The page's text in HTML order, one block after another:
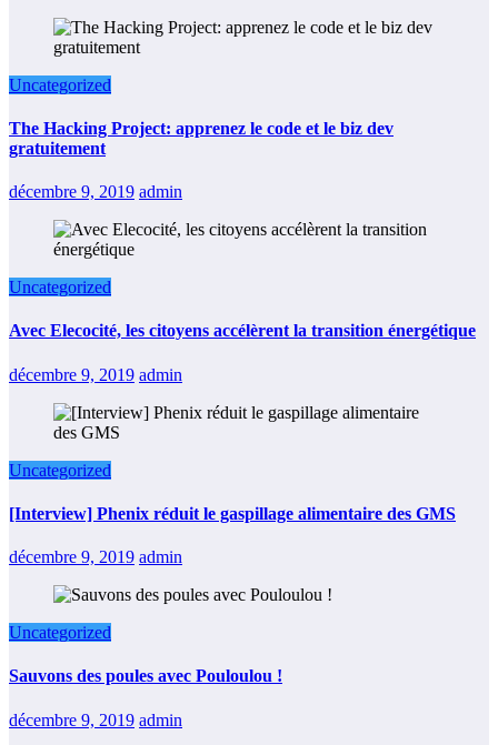
Uncategorized
The Hacking Project: apprenez le code et le biz dev
gratuitement
décembre 9, 2019 admin
Uncategorized
Avec Elecocité, les citoyens accélèrent la transition énergétique
décembre 9, 2019 admin
Uncategorized
[Interview] Phenix réduit le gaspillage alimentaire des GMS
décembre 9, 2019 admin
Uncategorized
Sauvons des poules avec Pouloulou !
décembre 9, 2019 admin